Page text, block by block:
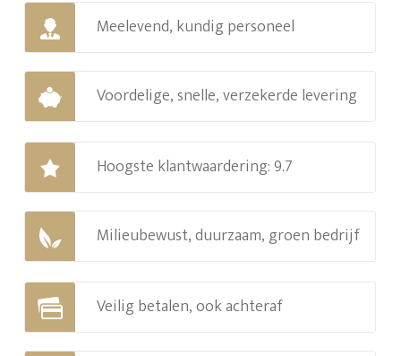
Meelevend, kundig personeel
Voordelige, snelle, verzekerde levering
Hoogste klantwaardering: 9.7
Milieubewust, duurzaam, groen bedrijf
Veilig betalen, ook achteraf